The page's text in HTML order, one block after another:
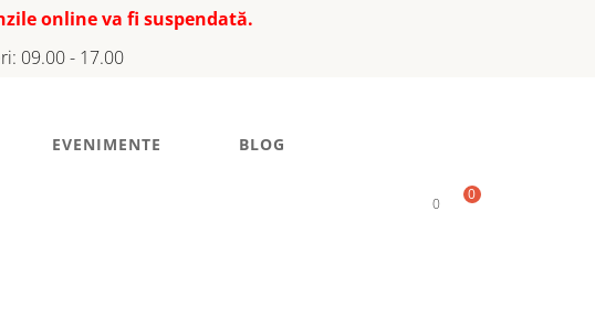
online va fi suspendată.
09.00 - 17.00
EVENIMENTE BLOG
0
0